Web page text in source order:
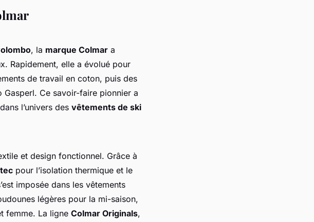
, la marque Colmar a
Rapidement, elle a évolué pour
de travail en coton, puis des
Gasperl. Ce savoir-faire pionnier a
l’univers des vêtements de ski
et design fonctionnel. Grâce à
pour l’isolation thermique et le
imposée dans les vêtements
légères pour la mi-saison,
femme. La ligne Colmar Originals,